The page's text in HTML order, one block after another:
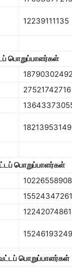
12239111135
பொறுப்பாளர்கள்
27521742716
18213953149
பொறுப்பாளர்கள்
10226558908
15524347261
12242074861
15246193249
பொறுப்பாளர்கள்